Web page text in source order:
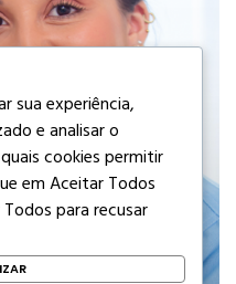
sua experiência,
e analisar o
cookies permitir
emAceitar Todos
para recusar